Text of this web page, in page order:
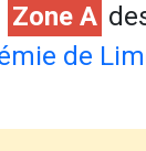
Zone A
de